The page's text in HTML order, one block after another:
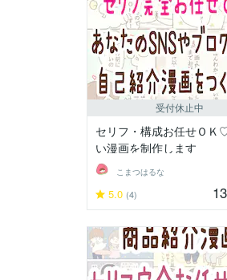
受付休止中
セリフ・構成お任せＯＫ
い漫画を制作します
こまつはるな
5.0 (4)